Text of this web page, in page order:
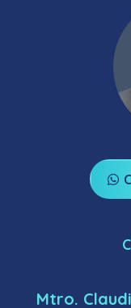
Mtro.